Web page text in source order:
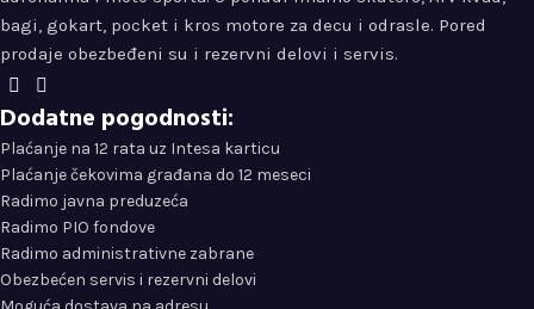
bagi, gokart, pocket i kros motore za decu i odrasle. Pored
prodaje obezbeđeni su i rezervni delovi i servis.
Dodatne pogodnosti:
Plaćanje na 12 rata uz Intesa karticu
Plaćanje čekovima građana do 12 meseci
Radimo javna preduzeća
Radimo PIO fondove
Radimo administrativne zabrane
Obezbećen servis i rezervni delovi